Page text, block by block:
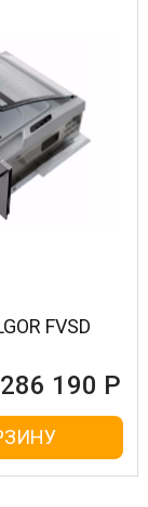
FVSD
286 190 Р